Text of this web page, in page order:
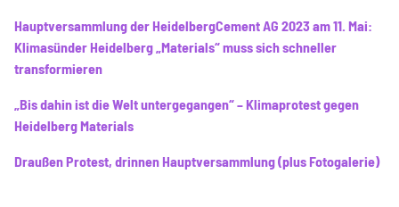
Hauptversammlung der HeidelbergCement AG 2023 am 11. Mai:
Klimasünder Heidelberg „Materials“ muss sich schneller
transformieren
„Bis dahin ist die Welt untergegangen“ – Klimaprotest gegen
Heidelberg Materials
Draußen Protest, drinnen Hauptversammlung (plus Fotogalerie)